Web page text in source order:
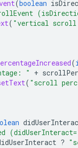
(boolean
( "vertical
(
" +
( "scroll
?